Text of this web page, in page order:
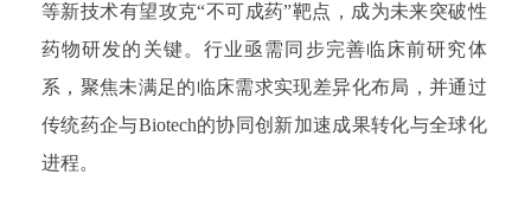
等新技术有望攻克“不可成药”靶点，成为未来突破性
药物研发的关键。行业亟需同步完善临床前研究体
系，聚焦未满足的临床需求实现差异化布局，并通过
传统药企与Biotech的协同创新加速成果转化与全球化
进程。